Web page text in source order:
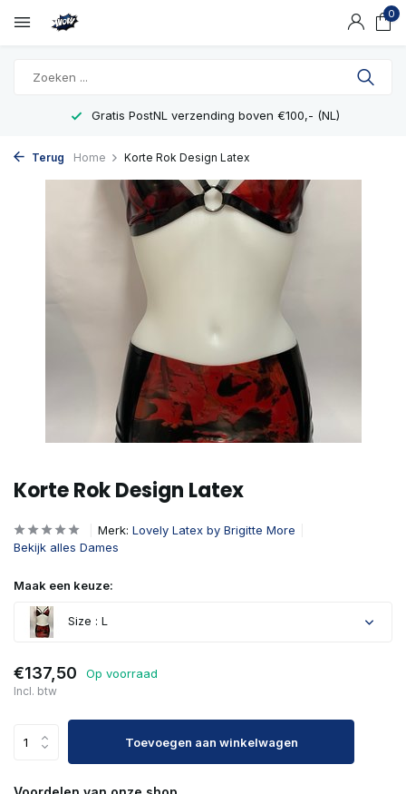
0
Gratis PostNL verzending boven €100,- (NL)
Terug Home Korte Rok Design Latex
Korte Rok Design Latex
Merk: Lovely Latex by Brigitte More
Bekijk alles Dames
Maak een keuze:
Size : L
€137,50 Op voorraad
Incl. btw
Toevoegen aan winkelwagen